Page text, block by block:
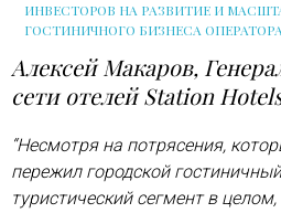
ИНВЕСТОРОВ НА РАЗВИТИЕ И
ГОСТИНИЧНОГО БИЗНЕСА ОПЕРАТОРА
Алексей Макаров,
сети отелей Station
“Несмотря на потрясения,
пережил городской
туристический сегмент в